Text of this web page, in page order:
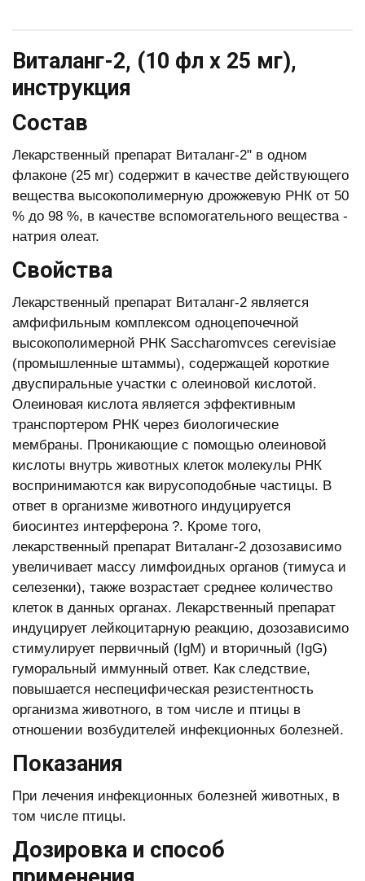
Виталанг-2, (10 фл х 25 мг),
инструкция
Состав
Лекарственный препарат Виталанг-2" в одном
флаконе (25 мг) содержит в качестве действующего
вещества высокополимерную дрожжевую РНК от 50
% до 98 %, в качестве вспомогательного вещества -
натрия олеат.
Свойства
Лекарственный препарат Виталанг-2 является
амфифильным комплексом одноцепочечной
высокополимерной РНК Saccharomvces cerevisiae
(промышленные штаммы), содержащей короткие
двуспиральные участки с олеиновой кислотой.
Олеиновая кислота является эффективным
транспортером РНК через биологические
мембраны. Проникающие с помощью олеиновой
кислоты внутрь животных клеток молекулы РНК
воспринимаются как вирусоподобные частицы. В
ответ в организме животного индуцируется
биосинтез интерферона ?. Кроме того,
лекарственный препарат Виталанг-2 дозозависимо
увеличивает массу лимфоидных органов (тимуса и
селезенки), также возрастает среднее количество
клеток в данных органах. Лекарственный препарат
индуцирует лейкоцитарную реакцию, дозозависимо
стимулирует первичный (IgM) и вторичный (IgG)
гуморальный иммунный ответ. Как следствие,
повышается неспецифическая резистентность
организма животного, в том числе и птицы в
отношении возбудителей инфекционных болезней.
Показания
При лечения инфекционных болезней животных, в
том числе птицы.
Дозировка и способ